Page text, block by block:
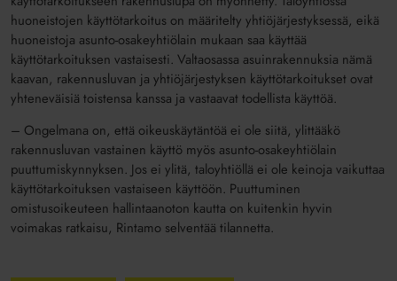
huoneistojen käyttötarkoitus on määritelty yhtiöjärjestyksessä, eikä
huoneistoja asunto-osakeyhtiölain mukaan saa käyttää
käyttötarkoituksen vastaisesti. Valtaosassa asuinrakennuksia nämä
kaavan, rakennusluvan ja yhtiöjärjestyksen käyttötarkoitukset ovat
yhteneväisiä toistensa kanssa ja vastaavat todellista käyttöä.
– Ongelmana on, että oikeuskäytäntöä ei ole siitä, ylittääkö
rakennusluvan vastainen käyttö myös asunto-osakeyhtiölain
puuttumiskynnyksen. Jos ei ylitä, taloyhtiöllä ei ole keinoja vaikuttaa
käyttötarkoituksen vastaiseen käyttöön. Puuttuminen
omistusoikeuteen hallintaanoton kautta on kuitenkin hyvin
voimakas ratkaisu, Rintamo selventää tilannetta.